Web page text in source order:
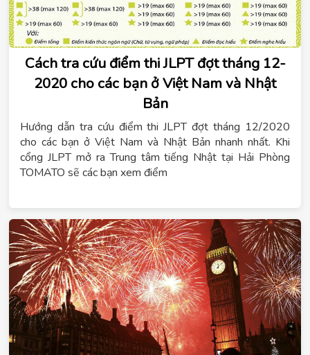
Cách tra cứu điểm thi JLPT đợt tháng 12-
2020 cho các bạn ở Việt Nam và Nhật
Bản
Hướng dẫn tra cứu điểm thi JLPT đợt tháng 12/2020
cho các bạn ở Việt Nam và Nhật Bản nhanh nhất. Khi
cổng JLPT mở ra Trung tâm tiếng Nhật tại Hải Phòng
TOMATO sẽ các bạn xem điểm